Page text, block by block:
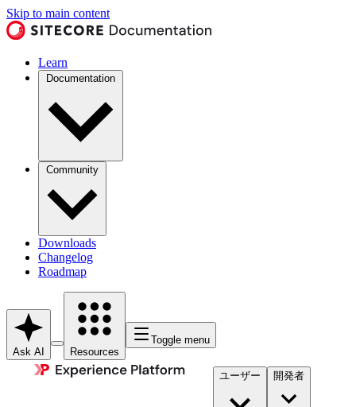
Skip to main content
Learn
Documentation
Community
Downloads
Changelog
Roadmap
Ask AI Resources
Toggle menu
ユーザー 開発者​